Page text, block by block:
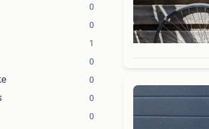
0
0
1
0
0
0
0